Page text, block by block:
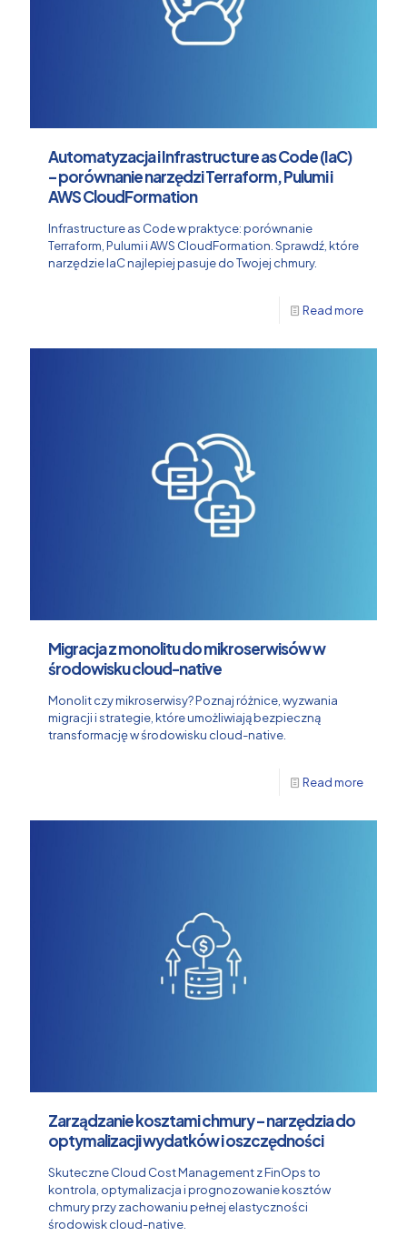
Automatyzacja i Infrastructure as Code (IaC)
– porównanie narzędzi Terraform, Pulumi i
AWS CloudFormation
Infrastructure as Code w praktyce: porównanie
Terraform, Pulumi i AWS CloudFormation. Sprawdź, które
narzędzie IaC najlepiej pasuje do Twojej chmury.
Read more
Migracja z monolitu do mikroserwisów w
środowisku cloud-native
Monolit czy mikroserwisy? Poznaj różnice, wyzwania
migracji i strategie, które umożliwiają bezpieczną
transformację w środowisku cloud-native.
Read more
Zarządzanie kosztami chmury – narzędzia do
optymalizacji wydatków i oszczędności
Skuteczne Cloud Cost Management z FinOps to
kontrola, optymalizacja i prognozowanie kosztów
chmury przy zachowaniu pełnej elastyczności
środowisk cloud-native.